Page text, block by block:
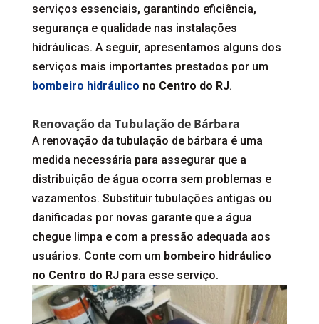
serviços essenciais, garantindo eficiência,
segurança e qualidade nas instalações
hidráulicas. A seguir, apresentamos alguns dos
serviços mais importantes prestados por um
bombeiro hidráulico no Centro do RJ.
Renovação da Tubulação de Bárbara
A renovação da tubulação de bárbara é uma
medida necessária para assegurar que a
distribuição de água ocorra sem problemas e
vazamentos. Substituir tubulações antigas ou
danificadas por novas garante que a água
chegue limpa e com a pressão adequada aos
usuários. Conte com um bombeiro hidráulico
no Centro do RJ para esse serviço.